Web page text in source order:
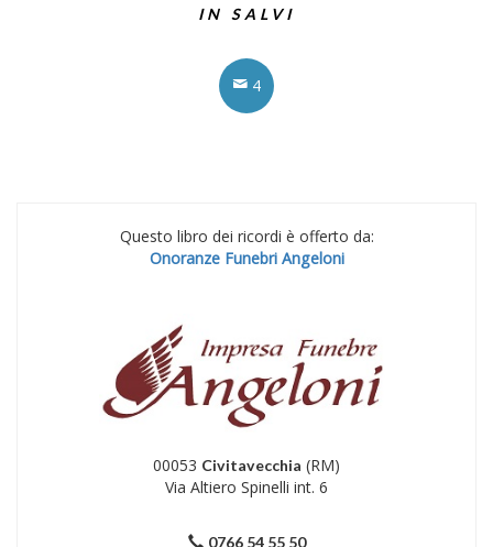
IN SALVI
4
Questo libro dei ricordi è offerto da:
Onoranze Funebri Angeloni
00053 Civitavecchia (RM)
Via Altiero Spinelli int. 6
0766 54 55 50